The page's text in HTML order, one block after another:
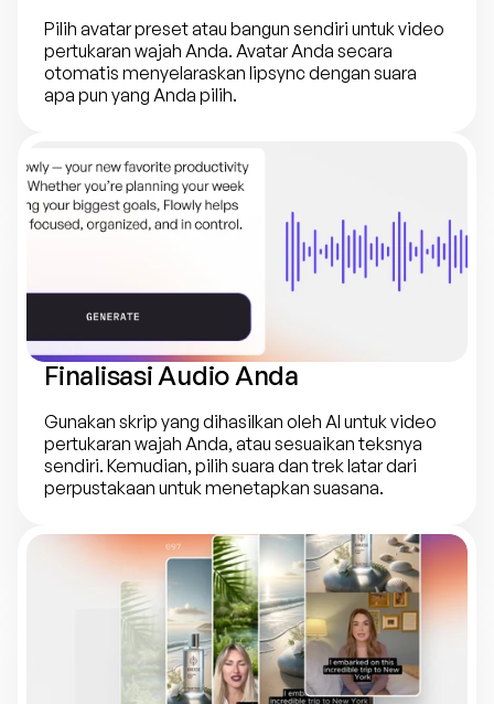
Pilih avatar preset atau bangun sendiri untuk video
pertukaran wajah Anda. Avatar Anda secara
otomatis menyelaraskan lipsync dengan suara
apa pun yang Anda pilih.
Finalisasi Audio Anda
Gunakan skrip yang dihasilkan oleh AI untuk video
pertukaran wajah Anda, atau sesuaikan teksnya
sendiri. Kemudian, pilih suara dan trek latar dari
perpustakaan untuk menetapkan suasana.